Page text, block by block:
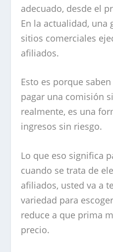
adecuado, desde el
En la actualidad, una
sitios comerciales
afiliados.
Esto es porque
pagar una comisión
realmente, es una
ingresos sin riesgo.
Lo que eso significa
cuando se trata de
afiliados, usted va a
variedad para
reduce a que prima
precio.